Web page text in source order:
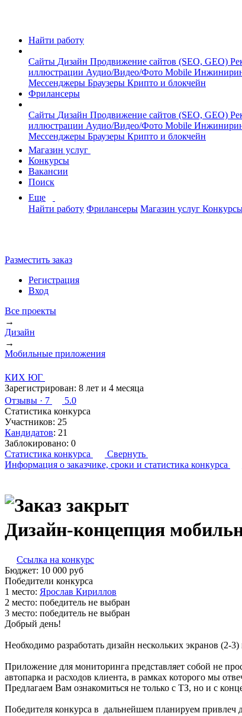
Найти работу
Сайты Дизайн Продвижение сайтов (SEO, GEO)
иллюстрации Аудио/Видео/Фото Mobile
Мессенджеры Браузеры Крипто и блокчейн
Фрилансеры
Сайты Дизайн Продвижение сайтов (SEO, GEO)
иллюстрации Аудио/Видео/Фото Mobile
Мессенджеры Браузеры Крипто и блокчейн
Магазин услуг
Конкурсы
Вакансии
Поиск
Еще
Найти работу Фрилансеры Магазин услуг
Разместить заказ
Регистрация
Вход
Все проекты
→
Дизайн
→
Мобильные приложения
КИХ ЮГ
Зарегистрирован: 8 лет и 4 месяца
Отзывы · 7
5.0
Статистика конкурса
Участников: 25
Кандидатов: 21
Заблокировано: 0
Статистика конкурса
Свернуть
Информация о заказчике, сроки и статистика конкурса
Дизайн-концепция
Ссылка на конкурс
Бюджет: 10 000 руб
Победители конкурса
1 место: Ярос­лав Ки­рил­лов
2 место: победитель не выбран
3 место: победитель не выбран
Добрый день!
Необходимо разработать дизайн нескольких экранов
Приложение для мониторинга представляет собой не
автопарка и расходов клиента, в рамках которого мы
Предлагаем Вам ознакомиться не только с ТЗ, но и с
Победителя конкурса в дальнейшем планируем привлеч